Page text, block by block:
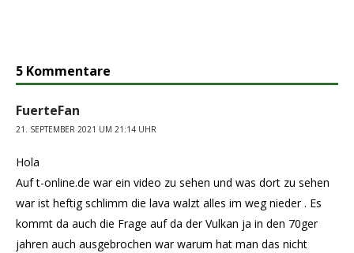
5 Kommentare
FuerteFan
21. SEPTEMBER 2021 UM 21:14 UHR
Hola
Auf t-online.de war ein video zu sehen und was dort zu sehen
war ist heftig schlimm die lava walzt alles im weg nieder . Es
kommt da auch die Frage auf da der Vulkan ja in den 70ger
jahren auch ausgebrochen war warum hat man das nicht